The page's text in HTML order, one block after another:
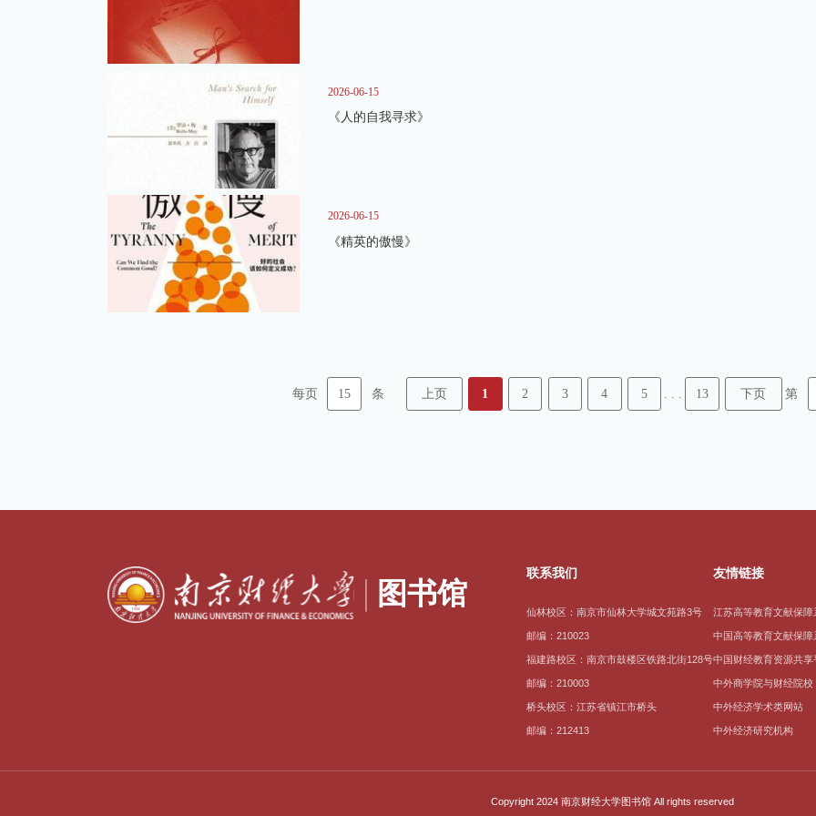
2026-06-15
《人的自我寻求》
2026-06-15
《精英的傲慢》
每页 15 条 上页 1 2 3 4 5 . . . 13 下页 第
联系我们
仙林校区：南京市仙林大学城文苑路3号
邮编：210023
福建路校区：南京市鼓楼区铁路北街128号
邮编：210003
桥头校区：江苏省镇江市桥头
邮编：212413
友情链接
江苏高等教育文献保障
中国高等教育文献保障
中国财经教育资源共享
中外商学院与财经院校
中外经济学术类网站
中外经济研究机构
Copyright 2024 南京财经大学图书馆 All rights reserved